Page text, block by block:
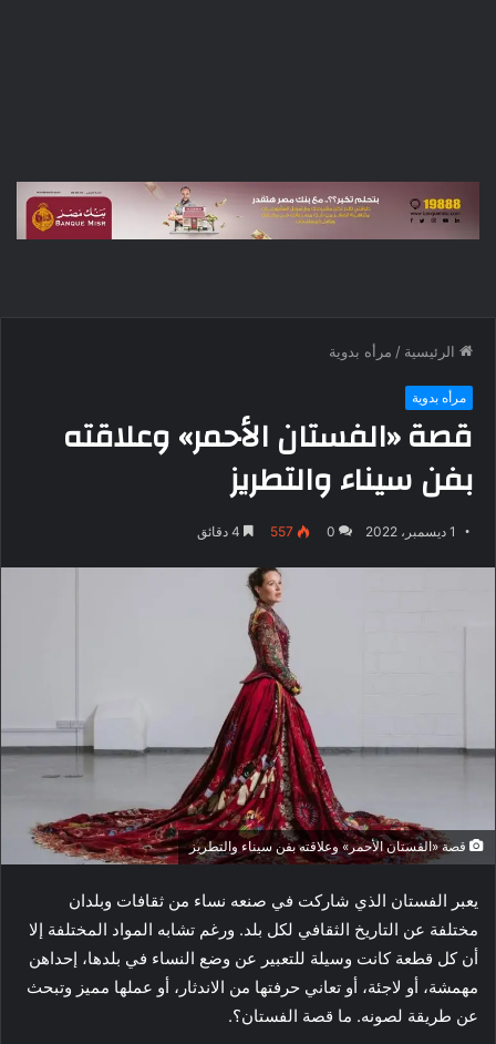
الرئيسية / مرأه بدوية
مرأه بدوية
قصة «الفستان الأحمر» وعلاقته
بفن سيناء والتطريز
1 ديسمبر، 2022 0
557
قصة «الفستان الأحمر» وعلاقته بفن سيناء والتطريز
يعبر الفستان الذي شاركت في صنعه نساء من ثقافات وبلدان
مختلفة عن التاريخ الثقافي لكل بلد. ورغم تشابه المواد المختلفة إلا
أن كل قطعة كانت وسيلة للتعبير عن وضع النساء في بلدها، إحداهن
مهمشة، أو لاجئة، أو تعاني حرفتها من الاندثار، أو عملها مميز وتبحث
عن طريقة لصونه. ما قصة الفستان؟.